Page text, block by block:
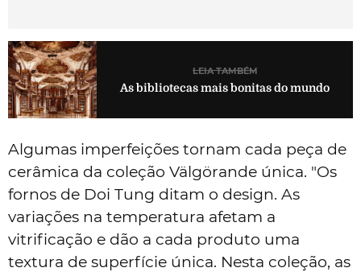
LEIA TAMBÉM
As bibliotecas mais bonitas do mundo
Algumas imperfeições tornam cada peça de
cerâmica da coleção Välgörande única. "Os
fornos de Doi Tung ditam o design. As
variações na temperatura afetam a
vitrificação e dão a cada produto uma
textura de superfície única. Nesta coleção, as